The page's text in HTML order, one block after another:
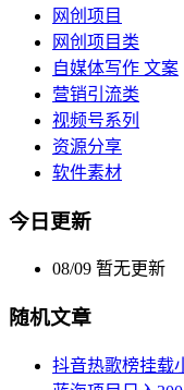
网创项目
网创项目类
自媒体写作 文案
营销引流类
视频号系列
资源分享
软件素材
今日更新
08/09 暂无更新
随机文章
抖音热歌榜挂载